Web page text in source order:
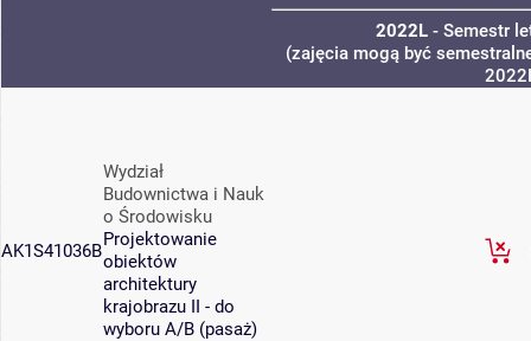
2022L - Semestr
(zajęcia mogą być
AK1S41036B
Wydział
Budownictwa i Nauk
o Środowisku
Projektowanie
obiektów
architektury
krajobrazu II - do
wyboru A/B (pasaż)